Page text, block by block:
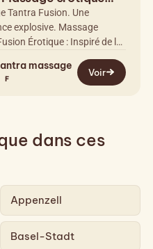
fusion
Tantra Fusion. Une
explosive. Massage
Érotique : Inspiré de la
sexuelle par des…
massage
F
Voir
dans ces
Appenzell
Basel-Stadt